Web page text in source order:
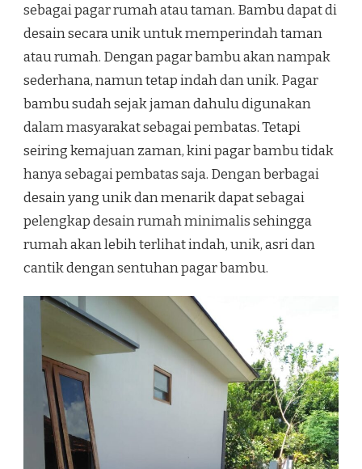
sebagai pagar rumah atau taman. Bambu dapat di
desain secara unik untuk memperindah taman
atau rumah. Dengan pagar bambu akan nampak
sederhana, namun tetap indah dan unik. Pagar
bambu sudah sejak jaman dahulu digunakan
dalam masyarakat sebagai pembatas. Tetapi
seiring kemajuan zaman, kini pagar bambu tidak
hanya sebagai pembatas saja. Dengan berbagai
desain yang unik dan menarik dapat sebagai
pelengkap desain rumah minimalis sehingga
rumah akan lebih terlihat indah, unik, asri dan
cantik dengan sentuhan pagar bambu.